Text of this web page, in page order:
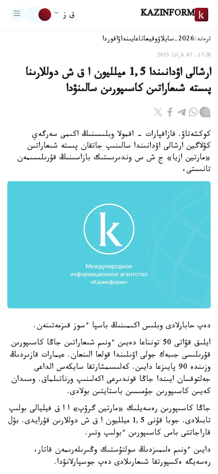
KAZINFORM ق ز
ترەند:2026-سايلاۋ وقيعاتاعايىنداۋاقوردا
17:28, 07 قاراشا 2015
ارشالى اۋدانىندا 1,5 ميلليون ا ق ش دوللارىنا
پىستە شىعاراتىن كاسىپورىن سالىنۋدا
كوكشەتاۋ. قازاقپارات - اقمولا وبلىسىنىڭ اكىمى سەرگەي
كۋلاگين ارشالى اۋدانىندا سالىنىپ جاتقان پىستە شىعاراتىن
«مارتين ازيا» ج ش س وندىرىستىك بازاسىنىڭ قۇرىلىسىمەن
تانىستى،
دەپ حابارلادى وبلىس اكىمىنىڭ باسپا ءسوز قىزمەتىنەن.
ايلىق قۋاتى 50 تونناعا دەيىن ءونىم شىعاراتىن جاڭا كاسىپورىن
قۇرىلىسى جىبەك جولى اۋىلىندا قولعا الىنعان. عيمارات قازىردىڭ
وزىندە 90 پايىزعا دايىن. كەلىسىمشارتقا سايكەس الداعى
جەلتوقسان ايىندا جاڭا قوندىرعى اكەلىنىپ ورناتىلماق. وسىدان
كەيىن كاسىپورىن جۇمىسىن باستايتىن بولادى.
جاڭا كاسىپورىن رەسەيلىك «مارتين گرۋپ» ا ا ق فيليالى بولىپ
تابىلادى. جوبا قۇنى 1,5 ميلليون ا ق ش دوللارىن قۇرايدى. بۇل
قاراجاتتى باس كاسىپورىن ءبولىپ وتىر.
دايىن ءونىم ەلىمىزدىڭ سولتۇستىك وڭىرىلەرىمەن قاتار،
رەسەيگە ەكسپورتقا شىعارىلادى دەپ جوسپارلانۋدا.